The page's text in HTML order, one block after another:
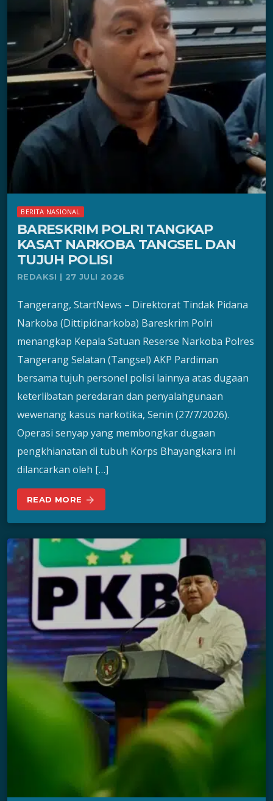
BERITA NASIONAL
BARESKRIM POLRI TANGKAP
KASAT NARKOBA TANGSEL DAN
TUJUH POLISI
REDAKSI | 27 JULI 2026
Tangerang, StartNews – Direktorat Tindak Pidana
Narkoba (Dittipidnarkoba) Bareskrim Polri
menangkap Kepala Satuan Reserse Narkoba Polres
Tangerang Selatan (Tangsel) AKP Pardiman
bersama tujuh personel polisi lainnya atas dugaan
keterlibatan peredaran dan penyalahgunaan
wewenang kasus narkotika, Senin (27/7/2026).
Operasi senyap yang membongkar dugaan
pengkhianatan di tubuh Korps Bhayangkara ini
dilancarkan oleh […]
READ MORE arrow_forward